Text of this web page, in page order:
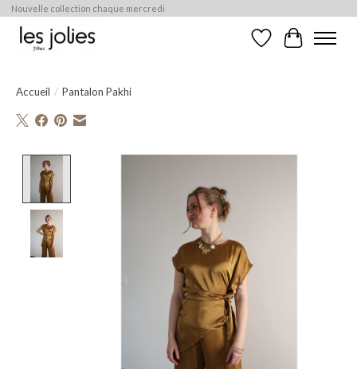
Nouvelle collection chaque mercredi
Liste de souhaits
Panier
Accueil / Pantalon Pakhi